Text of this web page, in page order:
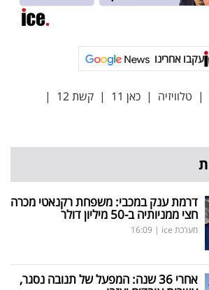
עקבו אחרינו
| טלוויזיה | כאן 11 | קשת 12
|
דרמת ענק במכבי: משפחת רקנאטי מכרה
חצי ממניותיה ב-50 מיליון דולר
מערכת ice |
16:09
אחרי 36 שנה: המפעל של תנובה נסגר,